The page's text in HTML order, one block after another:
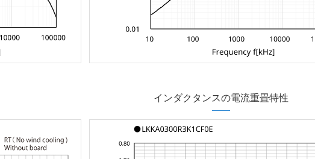
インダクタンスの電流重畳特性